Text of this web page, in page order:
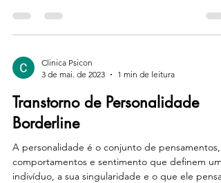
Clinica Psicon
3 de mai. de 2023
1 min de leitura
Transtorno de Personalidade
Borderline
A personalidade é o conjunto de pensamentos,
comportamentos e sentimento que definem um
indivíduo, a sua singularidade e o que ele